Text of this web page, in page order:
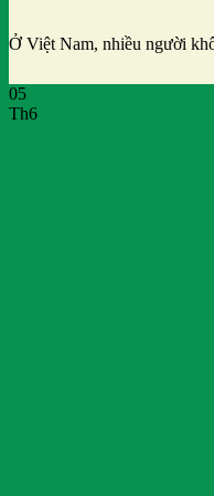
Ở Việt Nam, nhiều người
05
Th6